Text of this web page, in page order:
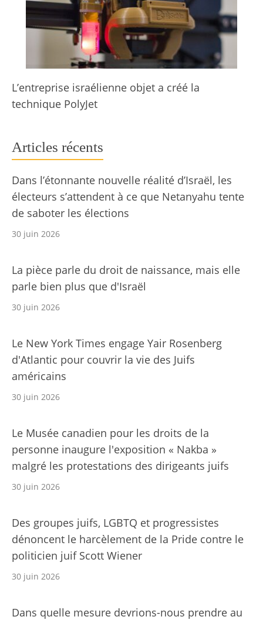
L’entreprise israélienne objet a créé la
technique PolyJet
Articles récents
Dans l’étonnante nouvelle réalité d’Israël, les
électeurs s’attendent à ce que Netanyahu tente
de saboter les élections
30 juin 2026
La pièce parle du droit de naissance, mais elle
parle bien plus que d'Israël
30 juin 2026
Le New York Times engage Yair Rosenberg
d'Atlantic pour couvrir la vie des Juifs
américains
30 juin 2026
Le Musée canadien pour les droits de la
personne inaugure l'exposition « Nakba »
malgré les protestations des dirigeants juifs
30 juin 2026
Des groupes juifs, LGBTQ et progressistes
dénoncent le harcèlement de la Pride contre le
politicien juif Scott Wiener
30 juin 2026
Dans quelle mesure devrions-nous prendre au